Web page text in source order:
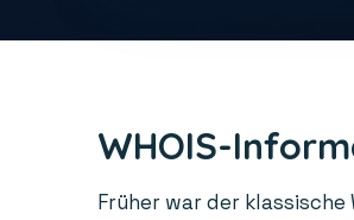
WHOIS-
Früher war der klassische